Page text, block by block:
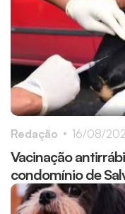
Vacinação
condomínio de
Redação 16/08/